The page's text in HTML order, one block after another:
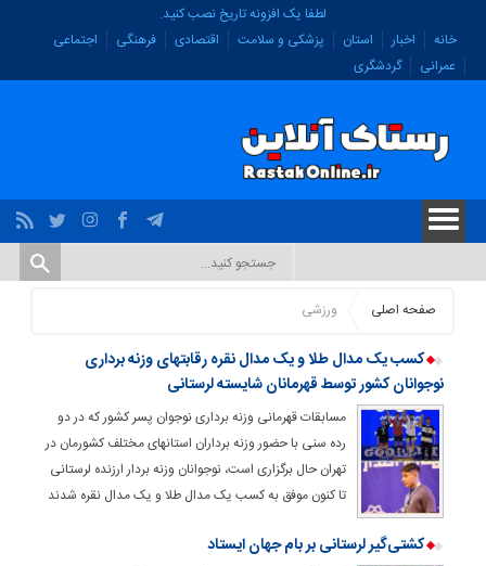
لطفا یک افزونه تاریخ نصب کنید.
خانه
اخبار استان پزشکی و سلامت اقتصادی فرهنگی
اجتماعی
عمرانی
گردشگری
صفحه اصلی ورزشی
کسب یک مدال طلا و یک مدال نقره رقابتهای وزنه برداری
نوجوانان کشور توسط قهرمانان شایسته لرستانی
مسابقات قهرمانی وزنه برداری نوجوان پسر کشور که در دو
رده سنی با حضور وزنه برداران استانهای مختلف کشورمان در
تهران حال برگزاری است، نوجوانان وزنه بردار ارزنده لرستانی
تا کنون موفق به کسب یک مدال طلا و یک مدال نقره شدند
کشتی‌گیر لرستانی بر بام جهان ایستاد